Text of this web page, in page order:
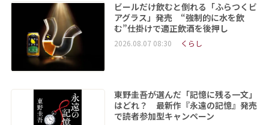
ビールだけ飲むと倒れる「ふらつくビ
アグラス」発売 “強制的に水を飲
む”仕掛けで適正飲酒を後押し
2026.08.07 08:30 くらし
東野圭吾が選んだ「記憶に残る一文」
はどれ？ 最新作『永遠の記憶』発売
で読者参加型キャンペーン